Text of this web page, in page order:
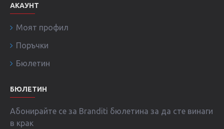
АКАУНТ
Моят профил
Поръчки
Бюлетин
БЮЛЕТИН
Абонирайте се за Branditi бюлетина за да сте винаги
в крак